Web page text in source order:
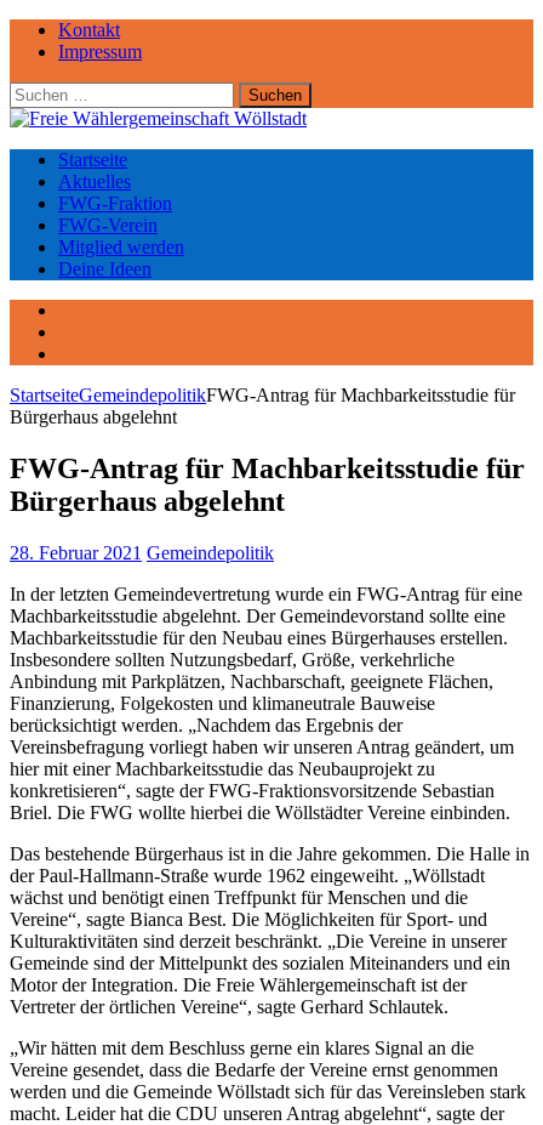
Kontakt
Impressum
Suchen
nach:
Startseite
Aktuelles
FWG-Fraktion
FWG-Verein
Mitglied werden
Deine Ideen
StartseiteGemeindepolitikFWG-Antrag für Machbarkeitsstudie für
Bürgerhaus abgelehnt
FWG-Antrag für Machbarkeitsstudie für
Bürgerhaus abgelehnt
28. Februar 2021 Gemeindepolitik
In der letzten Gemeindevertretung wurde ein FWG-Antrag für eine
Machbarkeitsstudie abgelehnt. Der Gemeindevorstand sollte eine
Machbarkeitsstudie für den Neubau eines Bürgerhauses erstellen.
Insbesondere sollten Nutzungsbedarf, Größe, verkehrliche
Anbindung mit Parkplätzen, Nachbarschaft, geeignete Flächen,
Finanzierung, Folgekosten und klimaneutrale Bauweise
berücksichtigt werden. „Nachdem das Ergebnis der
Vereinsbefragung vorliegt haben wir unseren Antrag geändert, um
hier mit einer Machbarkeitsstudie das Neubauprojekt zu
konkretisieren“, sagte der FWG-Fraktionsvorsitzende Sebastian
Briel. Die FWG wollte hierbei die Wöllstädter Vereine einbinden.
Das bestehende Bürgerhaus ist in die Jahre gekommen. Die Halle in
der Paul-Hallmann-Straße wurde 1962 eingeweiht. „Wöllstadt
wächst und benötigt einen Treffpunkt für Menschen und die
Vereine“, sagte Bianca Best. Die Möglichkeiten für Sport- und
Kulturaktivitäten sind derzeit beschränkt. „Die Vereine in unserer
Gemeinde sind der Mittelpunkt des sozialen Miteinanders und ein
Motor der Integration. Die Freie Wählergemeinschaft ist der
Vertreter der örtlichen Vereine“, sagte Gerhard Schlautek.
„Wir hätten mit dem Beschluss gerne ein klares Signal an die
Vereine gesendet, dass die Bedarfe der Vereine ernst genommen
werden und die Gemeinde Wöllstadt sich für das Vereinsleben stark
macht. Leider hat die CDU unseren Antrag abgelehnt“, sagte der